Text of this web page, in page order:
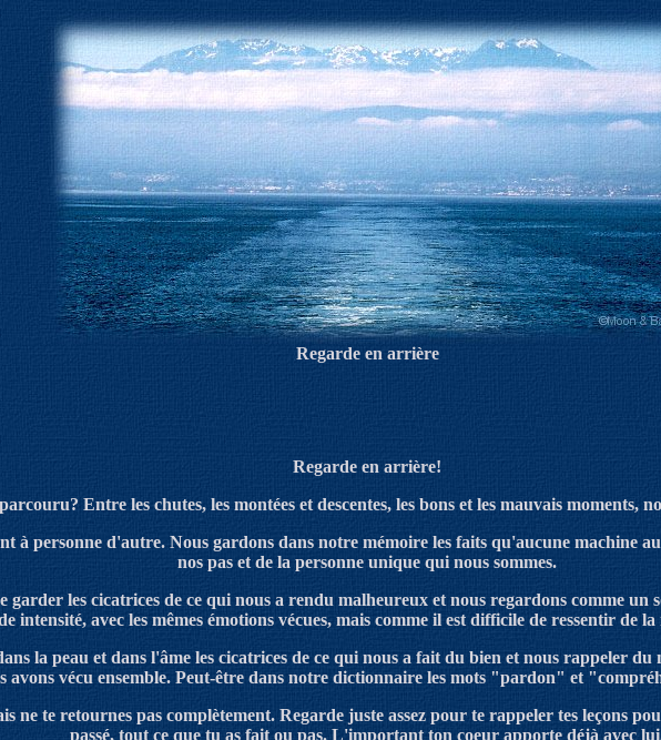
Regarde en arrière
Regarde en arrière!
? Entre les chutes, les montées et descentes, les bons et les mauvais moments,
à personne d'autre. Nous gardons dans notre mémoire les faits qu'aucune machine
nos pas et de la personne unique qui nous sommes.
garder les cicatrices de ce qui nous a rendu malheureux et nous regardons comme
intensité, avec les mêmes émotions vécues, mais comme il est difficile de ressentir
la peau et dans l'âme les cicatrices de ce qui nous a fait du bien et nous rappeler du
avons vécu ensemble. Peut-être dans notre dictionnaire les mots "pardon" et
ne te retournes pas complètement. Regarde juste assez pour te rappeler tes leçons
passé, tout ce que tu as fait ou pas. L'important ton coeur apporte déjà avec